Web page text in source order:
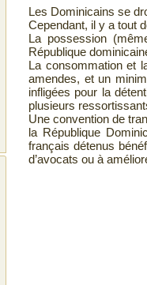
Les Dominicains se
Cependant, il y a tout
La possession
République
La consommation et
amendes, et un
infligées pour la
plusieurs
Une convention de
la République
français détenus
d’avocats ou à